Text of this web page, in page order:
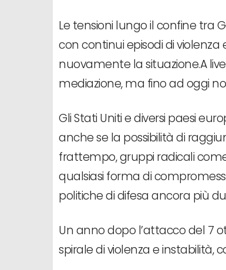
Le tensioni lungo il confine tra
con continui episodi di
nuovamente la situazione.A
mediazione, ma fino ad oggi
Gli Stati Uniti e diversi paesi
anche se la possibilità di
frattempo, gruppi radicali
qualsiasi forma di
politiche di difesa ancora più
Un anno dopo l’attacco del 7
spirale di violenza e instabilità,